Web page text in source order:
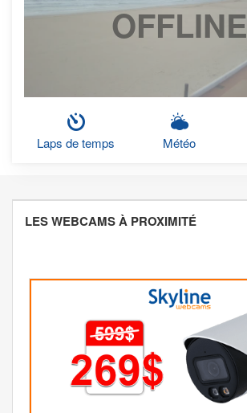
OFFLINE
Laps de temps Météo
LES WEBCAMS À PROXIMITÉ